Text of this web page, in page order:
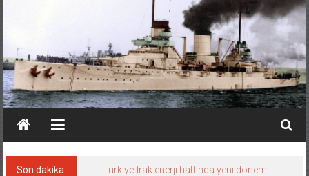
Son dakika:
Türkiye-Irak enerji hattında yeni dönem